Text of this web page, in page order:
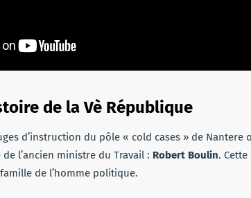
de la Vè République
d’instruction du pôle « cold cases » de
l’ancien ministre du Travail : Robert Boulin.
de l’homme politique.